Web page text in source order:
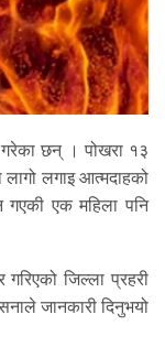
छन् । पोखरा १३
लगाइ आत्मदाहको
एक महिला पनि
जिल्ला प्रहरी
जानकारी दिनुभयो